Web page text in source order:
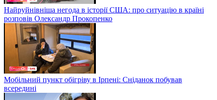
Найруйнівніша негода в історії США: про ситуацію в країні
розповів Олександр Прокопенко
Мобільний пункт обігріву в Ірпені: Сніданок побував
всередині